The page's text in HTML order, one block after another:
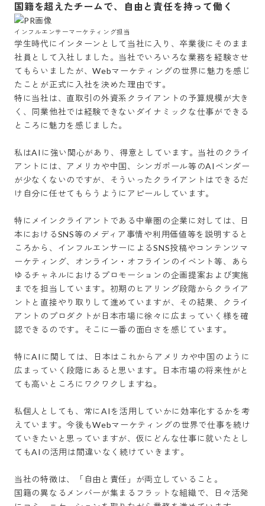
国籍を超えたチームで、自由と責任を持って働く
インフルエンサーマーケティング担当
学生時代にインターンとして当社に入り、卒業後にそのまま
社員として入社しました。当社でいろいろな業務を経験させ
てもらいましたが、Webマーケティングの世界に魅力を感じ
たことが正式に入社を決めた理由です。
特に当社は、直取引の外資系クライアントの予算規模が大き
く、同業他社では経験できないダイナミックな仕事ができる
ところに魅力を感じました。
私はAIに強い関心があり、得意としています。当社のクライ
アントには、アメリカや中国、シンガポール等のAIベンダー
が少なくないのですが、そういったクライアントはできるだ
け自分に任せてもらうようにアピールしています。
特にメインクライアントである中華圏の企業に対しては、日
本におけるSNS等のメディア事情や利用価値等を説明すると
ころから、インフルエンサーによるSNS投稿やコンテンツマ
ーケティング、オンライン・オフラインのイベント等、あら
ゆるチャネルにおけるプロモーションの企画提案および実施
までを担当しています。初期のヒアリング段階からクライア
ントと直接やり取りして進めていますが、その結果、クライ
アントのプロダクトが日本市場に徐々に広まっていく様を確
認できるのです。そこに一番の面白さを感じています。
特にAIに関しては、日本はこれからアメリカや中国のように
広まっていく段階にあると思います。日本市場の将来性がと
ても高いところにワクワクしますね。
私個人としても、常にAIを活用していかに効率化するかを考
えています。今後もWebマーケティングの世界で仕事を続け
ていきたいと思っていますが、仮にどんな仕事に就いたとし
てもAIの活用は間違いなく続けていきます。
当社の特徴は、「自由と責任」が両立していること。
国籍の異なるメンバーが集まるフラットな組織で、日々活発